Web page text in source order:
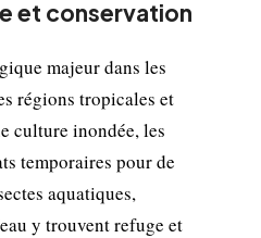
et conservation
majeur dans les
régions tropicales et
culture inondée, les
temporaires pour de
aquatiques,
y trouvent refuge et